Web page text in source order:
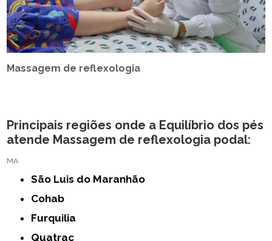
Massagem de reflexologia
Principais regiões onde a Equilíbrio dos pés
atende Massagem de reflexologia podal:
MA
São Luis do Maranhão
Cohab
Furquilia
Quatrac